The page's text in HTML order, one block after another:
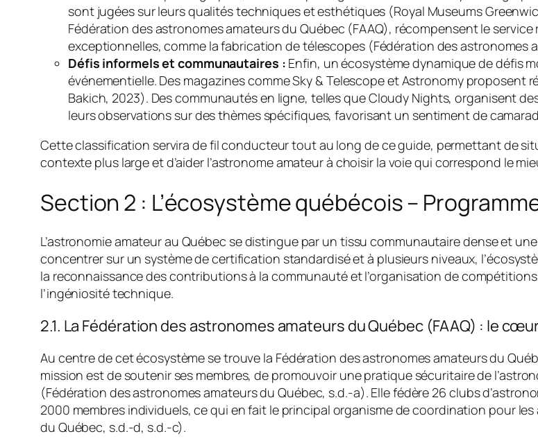
sont jugées sur leurs qualités techniques et esthétiques (Royal Museums
Fédération des astronomes amateurs du Québec (FAAQ), récompensent le
exceptionnelles, comme la fabrication de télescopes (Fédération des astronomes
Défis informels et communautaires : Enfin, un écosystème dynamique de défis
événementielle. Des magazines commeSky & TelescopeetAstronomyproposent
Bakich, 2023). Des communautés en ligne, telles que Cloudy Nights, organisent
leurs observations sur des thèmes spécifiques, favorisant un sentiment de
Cette classification servira de fil conducteur tout au long de ce guide, permettant de
contexte plus large et d’aider l’astronome amateur à choisir la voie qui correspond le
Section 2 : L’écosystème québécois –
L’astronomie amateur au Québec se distingue par un tissu communautaire dense et
concentrer sur un système de certification standardisé et à plusieurs niveaux,
la reconnaissance des contributions à la communauté et l’organisation de
l’ingéniosité technique.
2.1. La Fédération des astronomes amateurs du Québec (FAAQ) : le
Au centre de cet écosystème se trouve la Fédération des astronomes amateurs du
mission est de soutenir ses membres, de promouvoir une pratique sécuritaire de
(Fédération des astronomes amateurs du Québec, s.d.-a). Elle fédère 26 clubs
2000 membres individuels, ce qui en fait le principal organisme de coordination pour
du Québec, s.d.-d, s.d.-c).